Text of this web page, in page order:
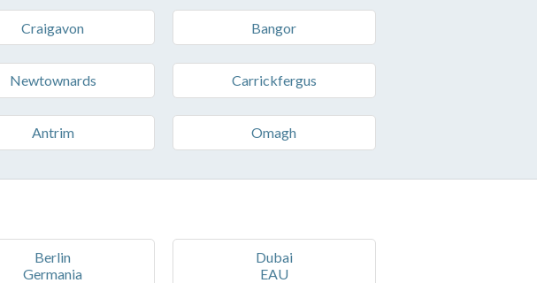
Craigavon Bangor
Newtownards Carrickfergus
Antrim Omagh
Berlin
Germania
Dubai
EAU